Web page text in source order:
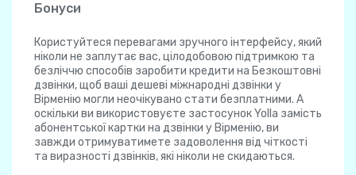
Бонуси
Користуйтеся перевагами зручного інтерфейсу, який
ніколи не заплутає вас, цілодобовою підтримкою та
безліччю способів заробити кредити на Безкоштовні
дзвінки, щоб ваші дешеві міжнародні дзвінки у
Вірменію могли неочікувано стати безплатними. А
оскільки ви використовуєте застосунок Yolla замість
абонентської картки на дзвінки у Вірменію, ви
завжди отримуватимете задоволення від чіткості
та виразності дзвінків, які ніколи не скидаються.